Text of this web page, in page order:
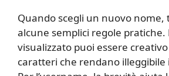
Quando scegli un nuovo nome,
alcune semplici regole pratiche.
visualizzato puoi essere
caratteri che rendano illeggibile